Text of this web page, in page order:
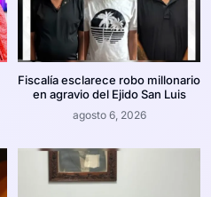
Fiscalía esclarece robo millonario
en agravio del Ejido San Luis
agosto 6, 2026